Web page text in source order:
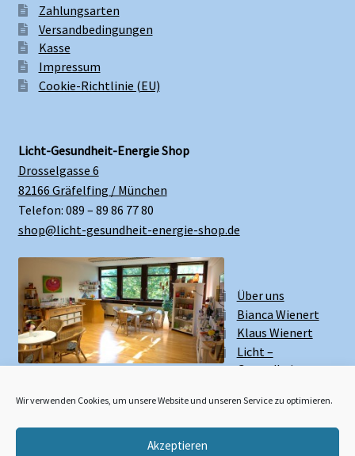
Wir verwenden Cookies, um unsere Website und unseren Service zu optimieren.
Akzeptieren
Zahlungsarten
Versandbedingungen
Kasse
Impressum
Cookie-Richtlinie (EU)
Licht-Gesundheit-Energie Shop
Drosselgasse 6
82166 Gräfelfing / München
Telefon: 089 – 89 86 77 80
shop@licht-gesundheit-energie-shop.de
Über uns
Bianca Wienert
Klaus Wienert
Licht –
Gesundheit –